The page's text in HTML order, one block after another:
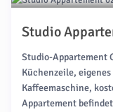
Studio
Studio-Appartement
Küchenzeile,
Kaffeemaschine,
Appartement